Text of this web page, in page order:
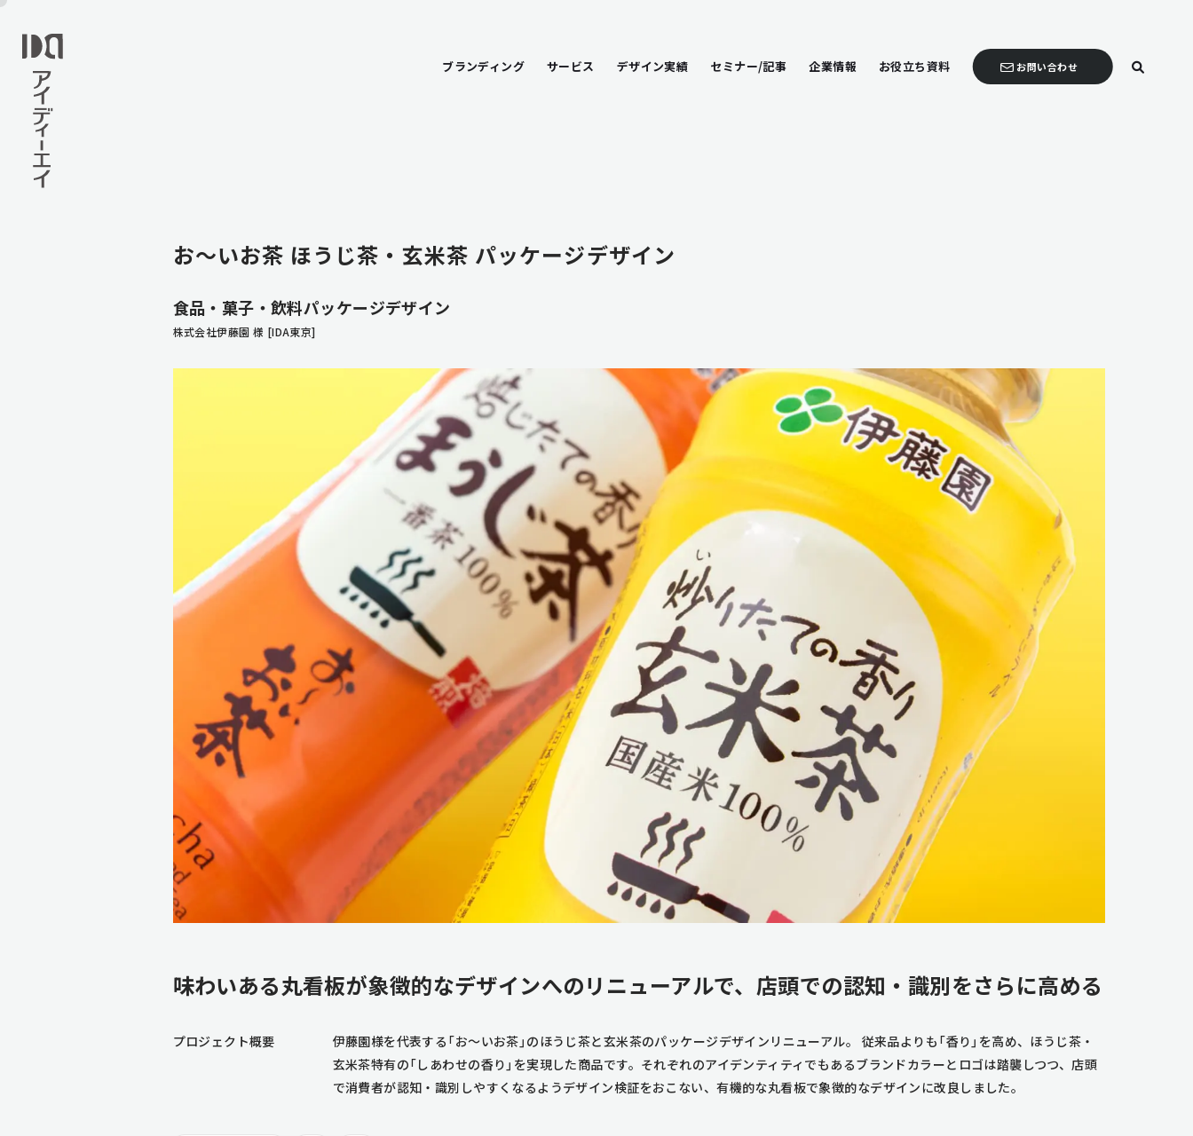
ブランディング サービス デザイン実績 セミナー/記事 企業情報 お役立ち資料 お問い合わせ
お〜いお茶 ほうじ茶・玄米茶 パッケージデザイン
食品・菓子・飲料パッケージデザイン
株式会社伊藤園 様 [IDA東京]
味わいある丸看板が象徴的なデザインへのリニューアルで、店頭での認知・識別をさらに高める
プロジェクト概要
伊藤園様を代表する「お〜いお茶」のほうじ茶と玄米茶のパッケージデザインリニューアル。 従来品よりも「香り」を高め、ほうじ茶・
玄米茶特有の「しあわせの香り」を実現した商品です。それぞれのアイデンティティでもあるブランドカラーとロゴは踏襲しつつ、店頭
で消費者が認知・識別しやすくなるようデザイン検証をおこない、有機的な丸看板で象徴的なデザインに改良しました。